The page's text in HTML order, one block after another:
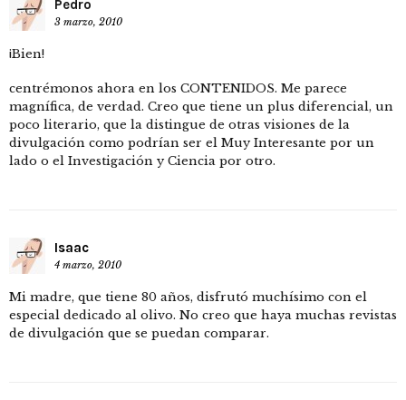
Pedro
3 marzo, 2010
¡Bien!
centrémonos ahora en los CONTENIDOS. Me parece
magnífica, de verdad. Creo que tiene un plus diferencial, un
poco literario, que la distingue de otras visiones de la
divulgación como podrían ser el Muy Interesante por un
lado o el Investigación y Ciencia por otro.
Isaac
4 marzo, 2010
Mi madre, que tiene 80 años, disfrutó muchísimo con el
especial dedicado al olivo. No creo que haya muchas revistas
de divulgación que se puedan comparar.